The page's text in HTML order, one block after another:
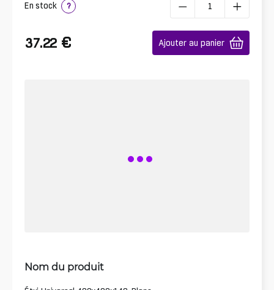
En stock ?
37.22 € Ajouter au panier
Nom du produit